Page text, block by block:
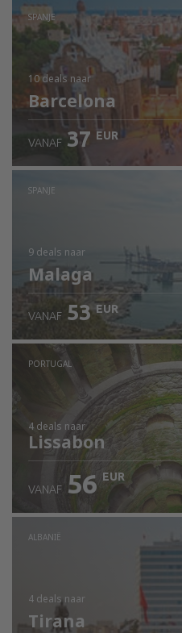
SPANJE
10 deals naar
Barcelona
VANAF 37 EUR
SPANJE
9 deals naar
Malaga
VANAF 53 EUR
PORTUGAL
4 deals naar
Lissabon
VANAF 56 EUR
ALBANIË
4 deals naar
Tirana